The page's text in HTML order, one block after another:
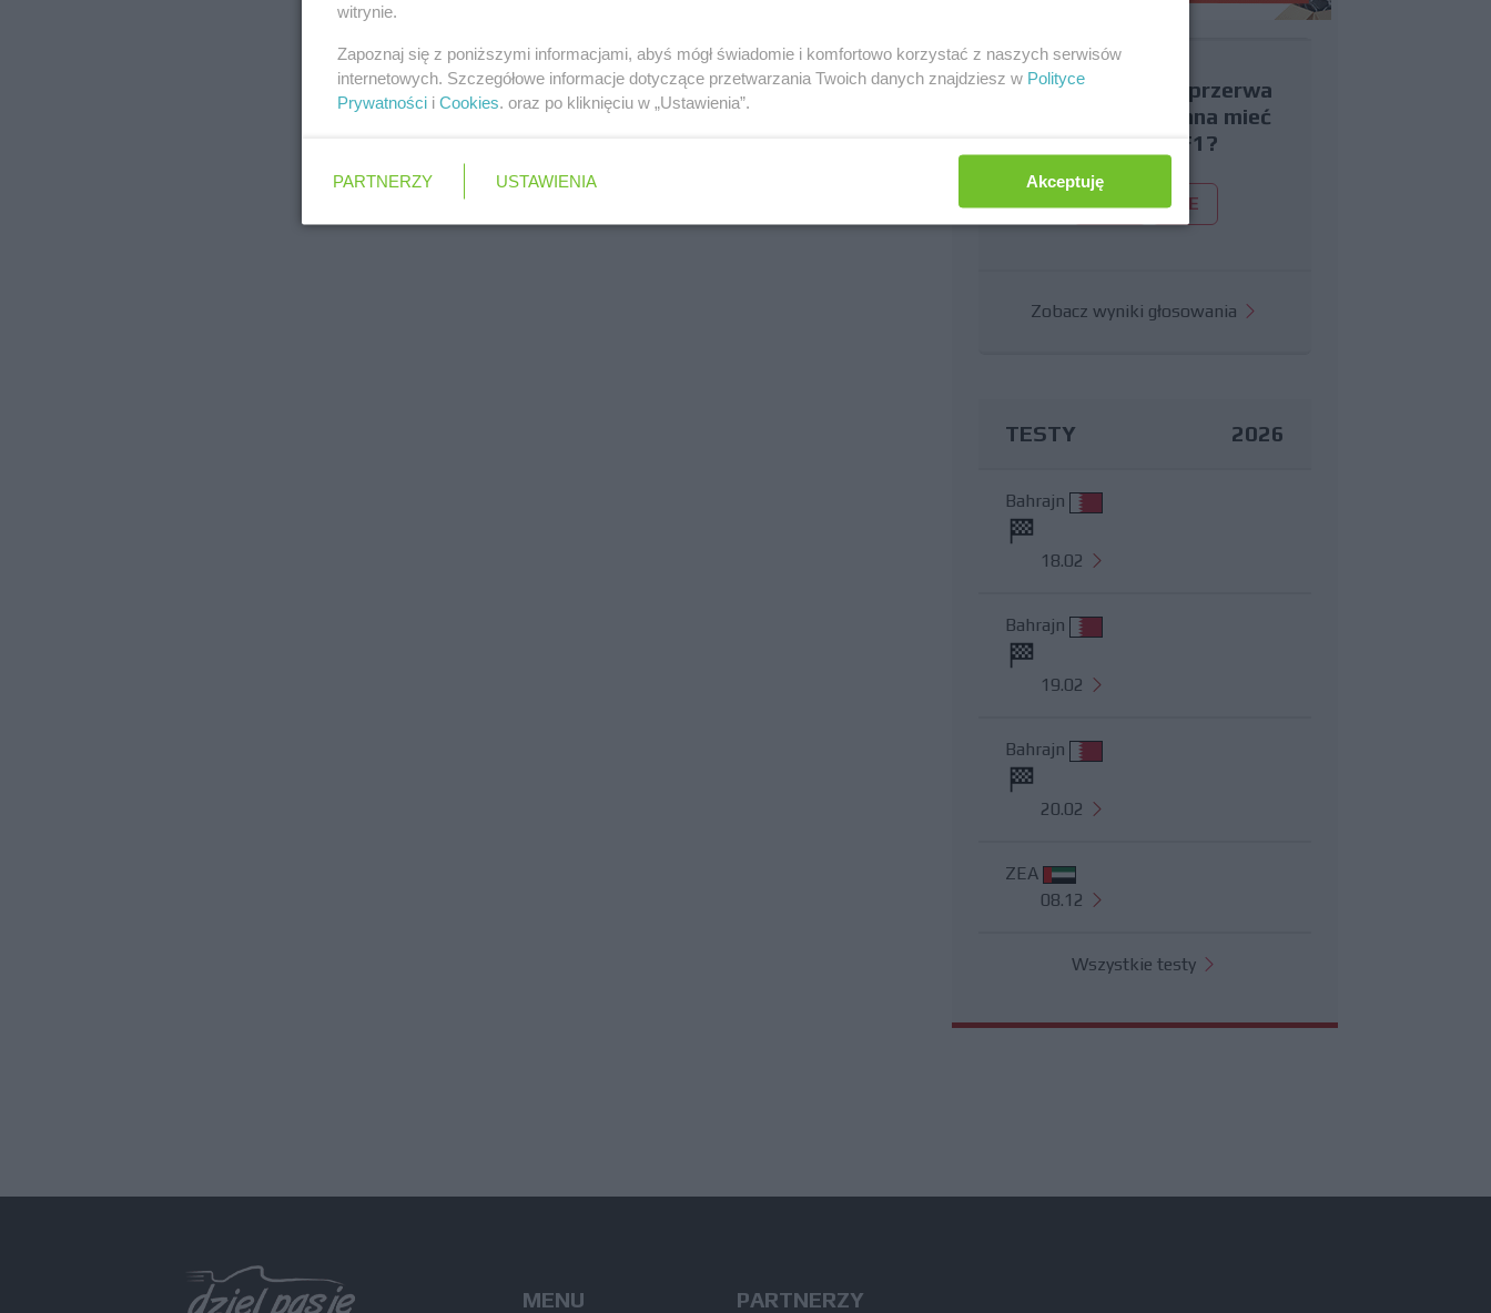
Czy uważasz, że przerwa
wakacyjna powinna mieć
miejsce w F1?
TAK NIE
Zobacz wyniki głosowania
TESTY 2026
Bahrajn
18.02
Bahrajn
19.02
Bahrajn
20.02
ZEA
08.12
Wszystkie testy
MENU PARTNERZY
witrynie.
Zapoznaj się z poniższymi informacjami, abyś mógł świadomie i komfortowo korzystać z naszych serwisów
internetowych. Szczegółowe informacje dotyczące przetwarzania Twoich danych znajdziesz w Polityce
Prywatności i Cookies. oraz po kliknięciu w „Ustawienia”.
PARTNERZY USTAWIENIA Akceptuję